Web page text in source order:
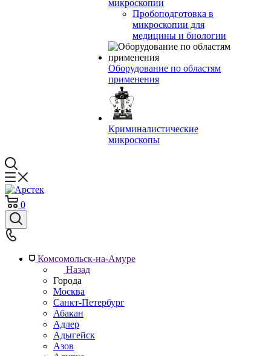
микроскопии
Пробоподготовка в
микроскопии для
медицины и биологии
Оборудование по областям
применения
Криминалистические
микроскопы
0
Комсомольск-на-Амуре
Назад
Города
Москва
Санкт-Петербург
Абакан
Адлер
Адыгейск
Азов